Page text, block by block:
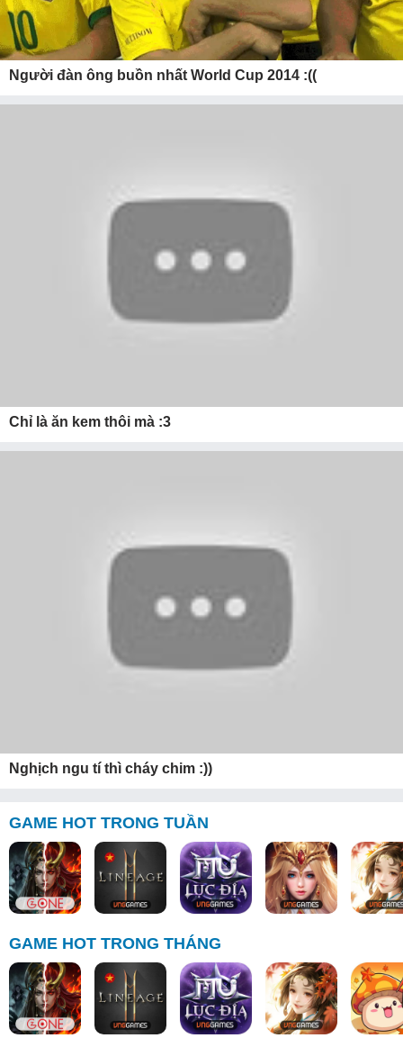
Người đàn ông buồn nhất World Cup 2014 :((
Chỉ là ăn kem thôi mà :3
Nghịch ngu tí thì cháy chim :))
GAME HOT TRONG TUẦN
GAME HOT TRONG THÁNG